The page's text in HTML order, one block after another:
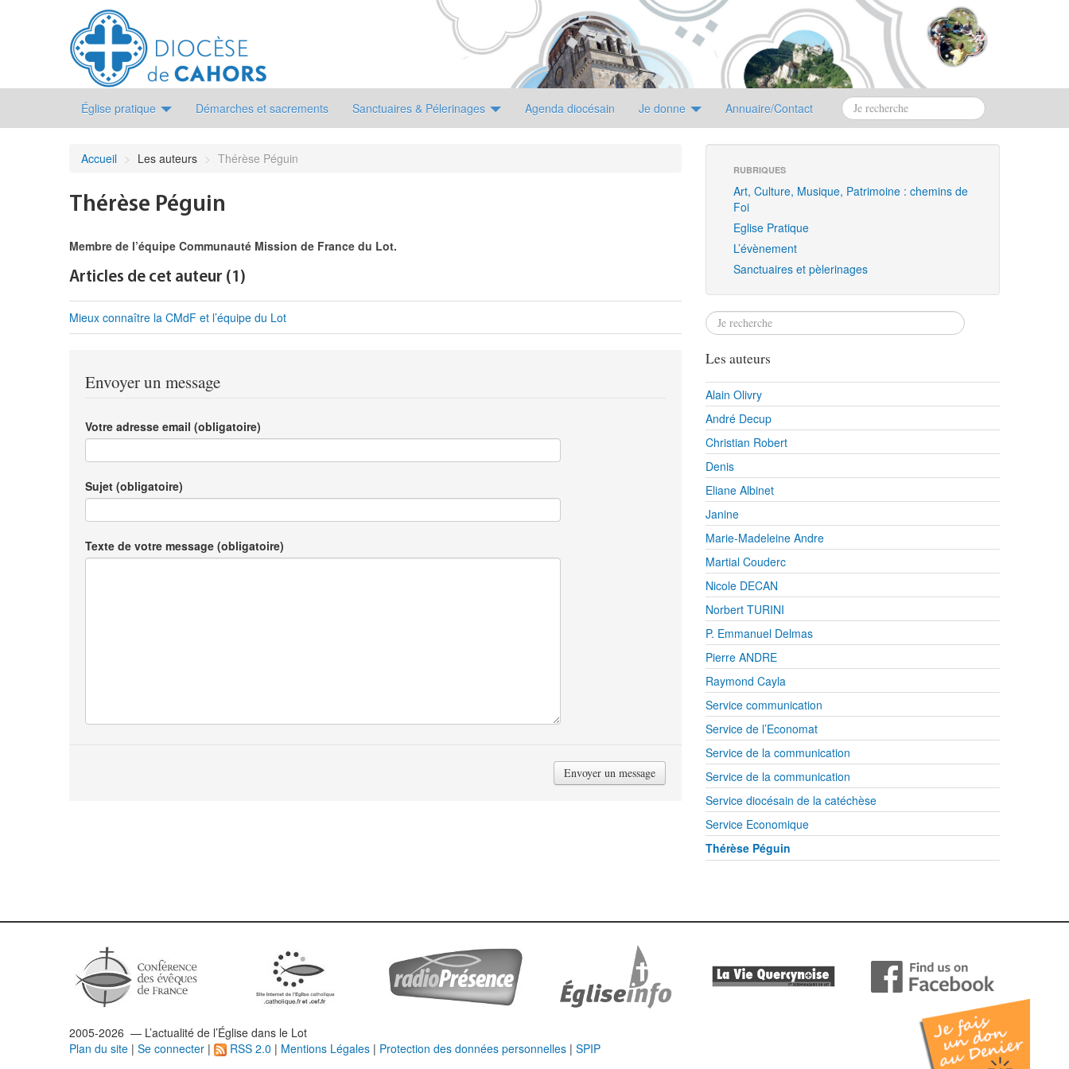
Église pratique Démarches et sacrements Sanctuaires & Pélerinages Agenda diocésain Je donne Annuaire/Contact
Accueil > Les auteurs > Thérèse Péguin
Thérèse Péguin
Membre de l’équipe Communauté Mission de France du Lot.
Articles de cet auteur (1)
Mieux connaître la CMdF et l’équipe du Lot
Envoyer un message
Votre adresse email (obligatoire)
Sujet (obligatoire)
Texte de votre message (obligatoire)
RUBRIQUES
Art, Culture, Musique, Patrimoine : chemins de
Foi
Eglise Pratique
L’évènement
Sanctuaires et pèlerinages
Les auteurs
Alain Olivry
André Decup
Christian Robert
Denis
Eliane Albinet
Janine
Marie-Madeleine Andre
Martial Couderc
Nicole DECAN
Norbert TURINI
P. Emmanuel Delmas
Pierre ANDRE
Raymond Cayla
Service communication
Service de l’Economat
Service de la communication
Service de la communication
Service diocésain de la catéchèse
Service Economique
Thérèse Péguin
2005-2026 — L’actualité de l’Église dans le Lot
Plan du site | Se connecter | RSS 2.0 | Mentions Légales | Protection des données personnelles | SPIP